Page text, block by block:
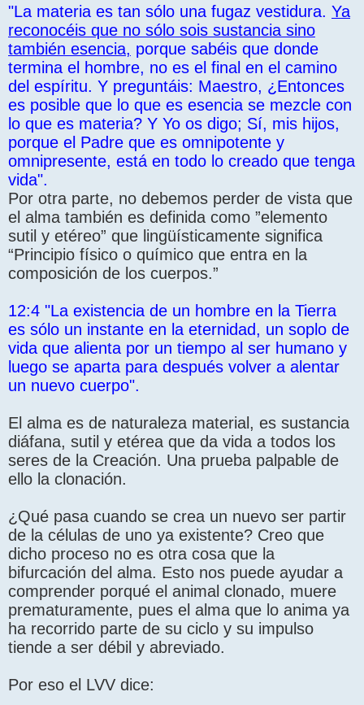
"La materia es tan sólo una fugaz vestidura. Ya
reconocéis que no sólo sois sustancia sino
también esencia, porque sabéis que donde
termina el hombre, no es el final en el camino
del espíritu. Y preguntáis: Maestro, ¿Entonces
es posible que lo que es esencia se mezcle con
lo que es materia? Y Yo os digo; Sí, mis hijos,
porque el Padre que es omnipotente y
omnipresente, está en todo lo creado que tenga
vida".
Por otra parte, no debemos perder de vista que
el alma también es definida como ”elemento
sutil y etéreo” que lingüísticamente significa
“Principio físico o químico que entra en la
composición de los cuerpos.”
12:4 "La existencia de un hombre en la Tierra
es sólo un instante en la eternidad, un soplo de
vida que alienta por un tiempo al ser humano y
luego se aparta para después volver a alentar
un nuevo cuerpo".
El alma es de naturaleza material, es sustancia
diáfana, sutil y etérea que da vida a todos los
seres de la Creación. Una prueba palpable de
ello la clonación.
¿Qué pasa cuando se crea un nuevo ser partir
de la células de uno ya existente? Creo que
dicho proceso no es otra cosa que la
bifurcación del alma. Esto nos puede ayudar a
comprender porqué el animal clonado, muere
prematuramente, pues el alma que lo anima ya
ha recorrido parte de su ciclo y su impulso
tiende a ser débil y abreviado.
Por eso el LVV dice: